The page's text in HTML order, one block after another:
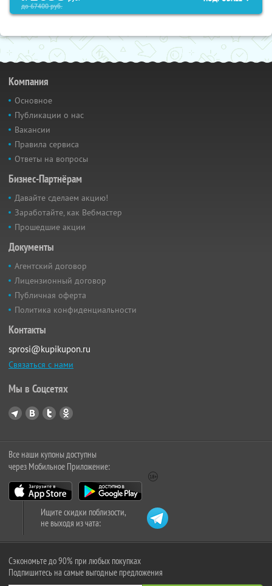
до67400руб.
Компания
Основное
Публикации о нас
Вакансии
Правила сервиса
Ответы на вопросы
Бизнес-Партнёрам
Давайте сделаем акцию!
Заработайте, как Вебмастер
Прошедшие акции
Документы
Агентский договор
Лицензионный договор
Публичная оферта
Политика конфиденциальности
Контакты
sprosi@kupikupon.ru
Связаться с нами
Мы в Соцсетях
Все наши купоны доступны
через Мобильное Приложение:
Ищите скидки поблизости,
не выходя из чата:
Сэкономьте до 90% при любых покупках
Подпишитесь на самые выгодные предложения